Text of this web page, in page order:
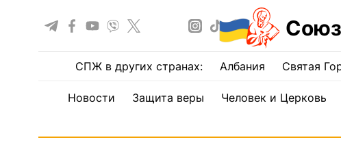
СПЖ в других странах: Албания Святая
Новости Защита веры Человек и Церковь